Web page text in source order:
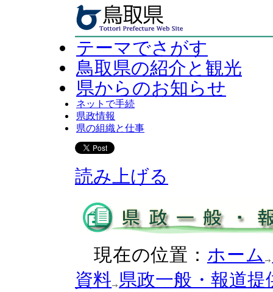
テーマでさがす
鳥取県の紹介と観光
県からのお知らせ
ネットで手続
県政情報
県の組織と仕事
読み上げる
現在の位置： ホーム
資料 県政一般・報道提